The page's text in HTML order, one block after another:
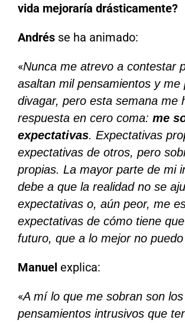
vida mejoraría drásticamente?
Andrésse ha animado:
«Nunca me atrevo a contestar
asaltan mil pensamientos y me
divagar, pero esta semana me
respuesta en cero coma: me
expectativas. Expectativas
expectativas de otros, pero
propias. La mayor parte de mi
debe a que la realidad no se
expectativas o, aún peor, me
expectativas de cómo tiene
futuro, que a lo mejor no
Manuel explica:
«A mí lo que me sobran son los
pensamientos intrusivos que